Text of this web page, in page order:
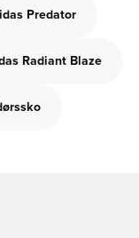
Predator
Radiant Blaze